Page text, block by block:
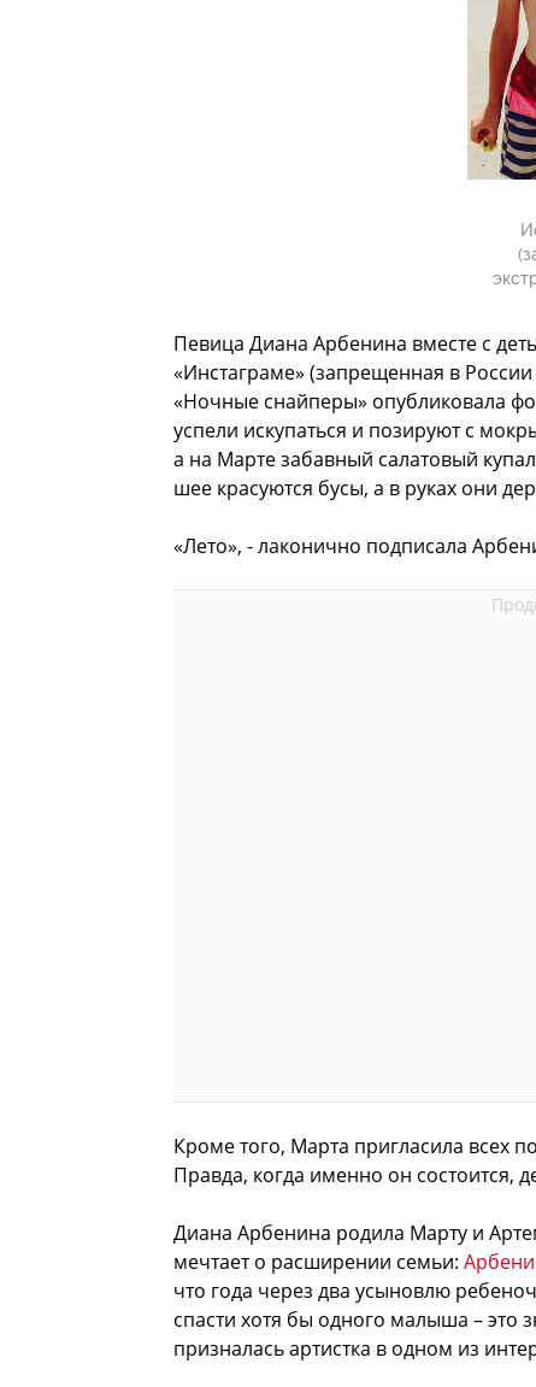
Певица Диана Арбенина вместе с
«Инстаграме» (запрещенная в
«Ночные снайперы» опубликовала
успели искупаться и позируют с
а на Марте забавный салатовый
шее красуются бусы, а в руках они
«Лето», - лаконично подписала
Кроме того, Марта пригласила всех
Правда, когда именно он состоится,
Диана Арбенина родила Марту и
мечтает о расширении семьи:
что года через два усыновлю
спасти хотя бы одного малыша – это
призналась артистка в одном из